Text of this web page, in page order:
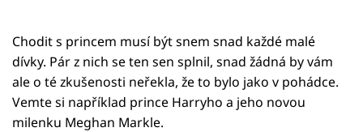
Chodit s princem musí být snem snad každé malé
dívky. Pár z nich se ten sen splnil, snad žádná by vám
ale o té zkušenosti neřekla, že to bylo jako v pohádce.
Vemte si například prince Harryho a jeho novou
milenku Meghan Markle.